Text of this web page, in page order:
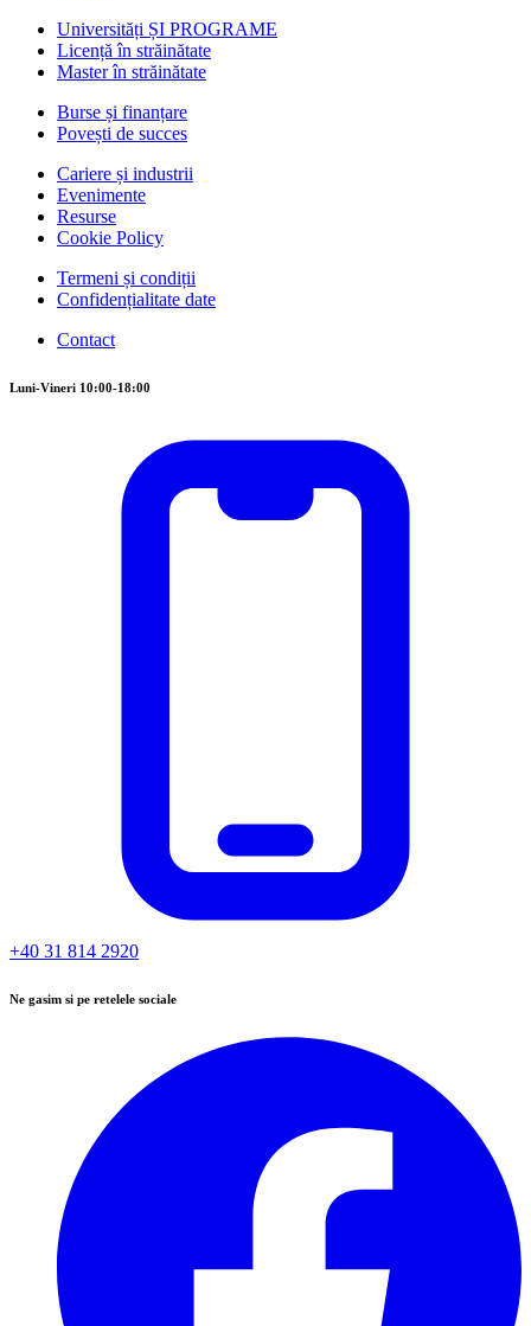
Universități ȘI PROGRAME
Licență în străinătate
Master în străinătate
Burse și finanțare
Povești de succes
Cariere și industrii
Evenimente
Resurse
Cookie Policy
Termeni și condiții
Confidențialitate date
Contact
Luni-Vineri 10:00-18:00
+40 31 814 2920
Ne gasim si pe retelele sociale